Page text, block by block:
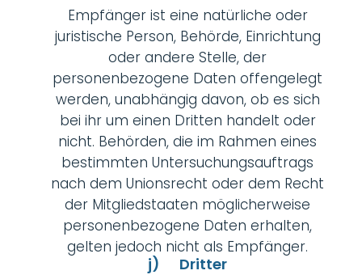
Empfänger ist eine natürliche oder
juristische Person, Behörde, Einrichtung
oder andere Stelle, der
personenbezogene Daten offengelegt
werden, unabhängig davon, ob es sich
bei ihr um einen Dritten handelt oder
nicht. Behörden, die im Rahmen eines
bestimmten Untersuchungsauftrags
nach dem Unionsrecht oder dem Recht
der Mitgliedstaaten möglicherweise
personenbezogene Daten erhalten,
gelten jedoch nicht als Empfänger.
j) Dritter